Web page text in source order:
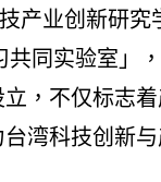
产业创新研
同实验室」
，不仅标志
湾科技创新与